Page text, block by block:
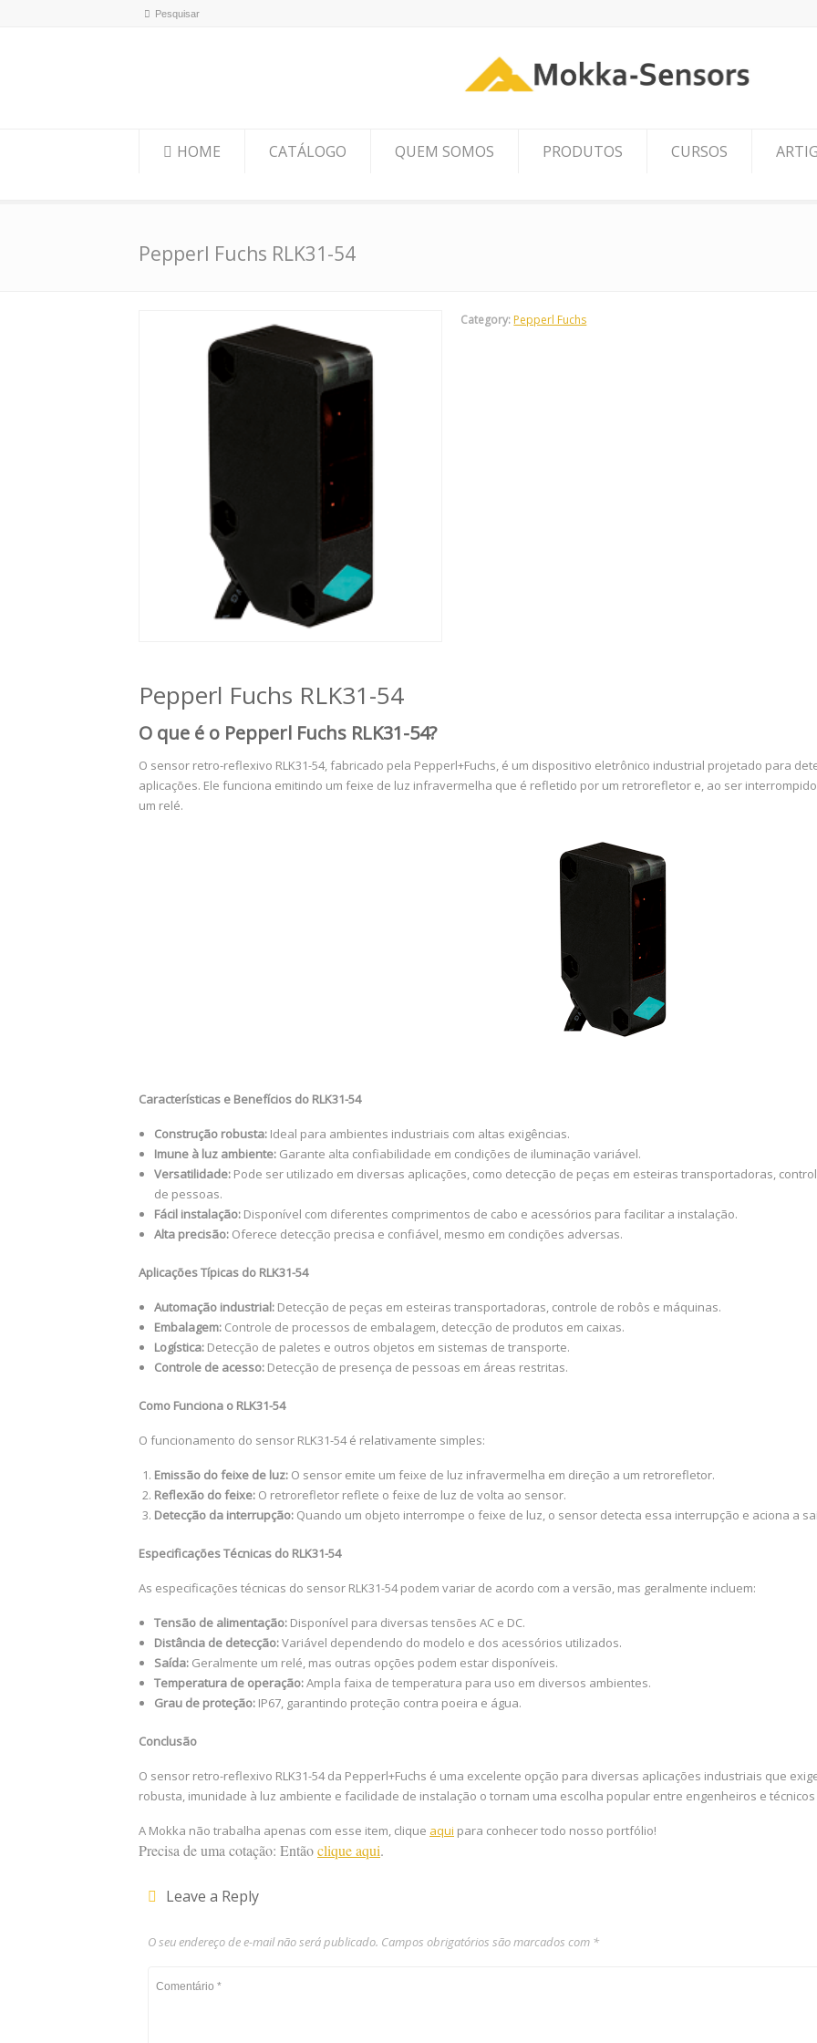
HOME CATÁLOGO QUEM SOMOS PRODUTOS CURSOS
Pepperl Fuchs RLK31-54
Category: Pepperl Fuchs
Pepperl Fuchs RLK31-54
O que é o Pepperl Fuchs RLK31-54?
O sensor retro-reflexivo RLK31-54, fabricado pela Pepperl+Fuchs, é um dispositivo eletrônico industrial projetado para
aplicações. Ele funciona emitindo um feixe de luz infravermelha que é refletido por um retrorefletor e, ao ser
um relé.
Características e Benefícios do RLK31-54
Construção robusta: Ideal para ambientes industriais com altas exigências.
Imune à luz ambiente: Garante alta confiabilidade em condições de iluminação variável.
Versatilidade: Pode ser utilizado em diversas aplicações, como detecção de peças em esteiras transportadoras,
de pessoas.
Fácil instalação: Disponível com diferentes comprimentos de cabo e acessórios para facilitar a instalação.
Alta precisão: Oferece detecção precisa e confiável, mesmo em condições adversas.
Aplicações Típicas do RLK31-54
Automação industrial: Detecção de peças em esteiras transportadoras, controle de robôs e máquinas.
Embalagem: Controle de processos de embalagem, detecção de produtos em caixas.
Logística: Detecção de paletes e outros objetos em sistemas de transporte.
Controle de acesso: Detecção de presença de pessoas em áreas restritas.
Como Funciona o RLK31-54
O funcionamento do sensor RLK31-54 é relativamente simples:
Emissão do feixe de luz: O sensor emite um feixe de luz infravermelha em direção a um retrorefletor.
Reflexão do feixe: O retrorefletor reflete o feixe de luz de volta ao sensor.
Detecção da interrupção: Quando um objeto interrompe o feixe de luz, o sensor detecta essa interrupção e aciona a
Especificações Técnicas do RLK31-54
As especificações técnicas do sensor RLK31-54 podem variar de acordo com a versão, mas geralmente incluem:
Tensão de alimentação: Disponível para diversas tensões AC e DC.
Distância de detecção:Variável dependendo do modelo e dos acessórios utilizados.
Saída: Geralmente um relé, mas outras opções podem estar disponíveis.
Temperatura de operação:Ampla faixa de temperatura para uso em diversos ambientes.
Grau de proteção: IP67, garantindo proteção contra poeira e água.
Conclusão
O sensor retro-reflexivo RLK31-54 da Pepperl+Fuchs é uma excelente opção para diversas aplicações industriais que
robusta, imunidade à luz ambiente e facilidade de instalação o tornam uma escolha popular entre engenheiros e
A Mokka não trabalha apenas com esse item, clique aqui para conhecer todo nosso portfólio!
Precisa de uma cotação: Entãoclique aqui.
Leave a Reply
O seu endereço de e-mail não será publicado. Campos obrigatórios são marcados com *